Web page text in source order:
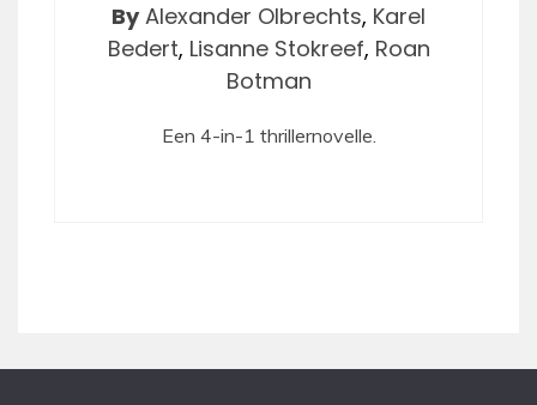
By Alexander Olbrechts, Karel
Bedert, Lisanne Stokreef, Roan
Botman
Een 4-in-1 thrillernovelle.